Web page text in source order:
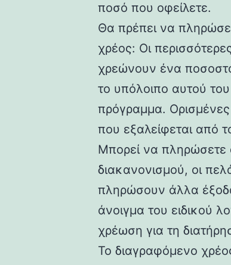
ποσό που οφείλετε.
Θα πρέπει να
χρέος: Οι
χρεώνουν ένα
το υπόλοιπο αυτού
πρόγραμμα.
που εξαλείφεται από
Μπορεί να πληρώσετε
διακανονισμού, οι
πληρώσουν άλλα
άνοιγμα του ειδικού
χρέωση για τη
Το διαγραφόμενο